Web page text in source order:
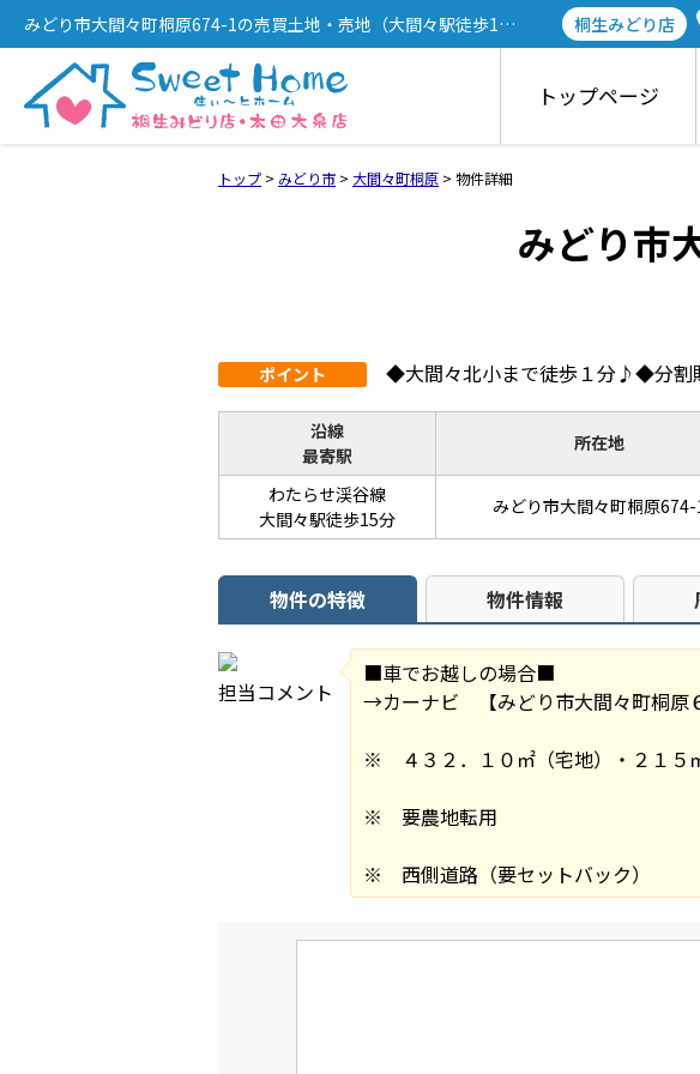
みどり市大間々町桐原674-1の売買土地・売地（大間々駅徒歩15
分）[1338]
桐生みどり店
トップページ
トップ > みどり市 > 大間々町桐原 > 物件詳細
みどり市
ポイント ◆大間々北小まで徒歩１分♪◆分割
沿線
最寄駅
所在地
わたらせ渓谷線
大間々駅徒歩15分
みどり市大間々町桐原674-
物件の特徴 物件情報
担当コメント
■車でお越しの場合■
→カーナビ 【みどり市大間々町桐原
※ ４３２．１０㎡（宅地）・２１５
※ 要農地転用
※ 西側道路（要セットバック）